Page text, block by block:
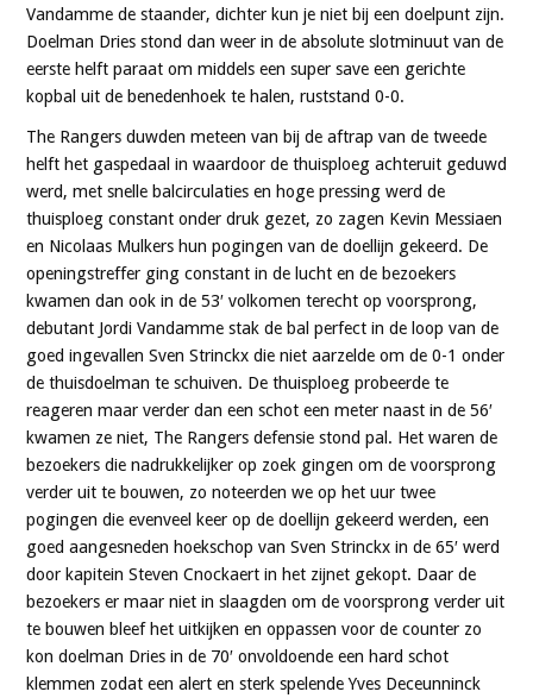
Vandamme de staander, dichter kun je niet bij een doelpunt zijn.
Doelman Dries stond dan weer in de absolute slotminuut van de
eerste helft paraat om middels een super save een gerichte
kopbal uit de benedenhoek te halen, ruststand 0-0.
The Rangers duwden meteen van bij de aftrap van de tweede
helft het gaspedaal in waardoor de thuisploeg achteruit geduwd
werd, met snelle balcirculaties en hoge pressing werd de
thuisploeg constant onder druk gezet, zo zagen Kevin Messiaen
en Nicolaas Mulkers hun pogingen van de doellijn gekeerd. De
openingstreffer ging constant in de lucht en de bezoekers
kwamen dan ook in de 53′ volkomen terecht op voorsprong,
debutant Jordi Vandamme stak de bal perfect in de loop van de
goed ingevallen Sven Strinckx die niet aarzelde om de 0-1 onder
de thuisdoelman te schuiven. De thuisploeg probeerde te
reageren maar verder dan een schot een meter naast in de 56′
kwamen ze niet, The Rangers defensie stond pal. Het waren de
bezoekers die nadrukkelijker op zoek gingen om de voorsprong
verder uit te bouwen, zo noteerden we op het uur twee
pogingen die evenveel keer op de doellijn gekeerd werden, een
goed aangesneden hoekschop van Sven Strinckx in de 65′ werd
door kapitein Steven Cnockaert in het zijnet gekopt. Daar de
bezoekers er maar niet in slaagden om de voorsprong verder uit
te bouwen bleef het uitkijken en oppassen voor de counter zo
kon doelman Dries in de 70′ onvoldoende een hard schot
klemmen zodat een alert en sterk spelende Yves Deceunninck